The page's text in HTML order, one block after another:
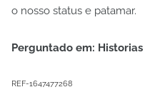
o nosso status e patamar.
Perguntado em: Historias
REF-1647477268